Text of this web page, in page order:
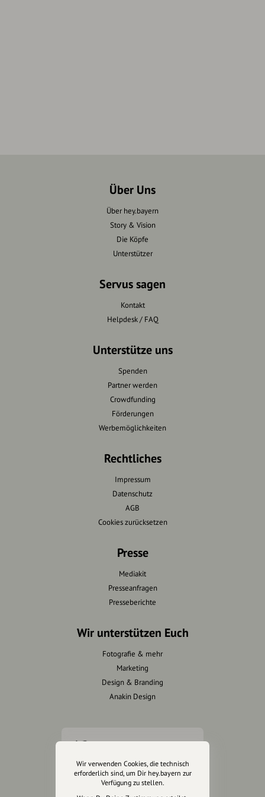
Über Uns
Über hey.bayern
Story & Vision
Die Köpfe
Unterstützer
Servus sagen
Kontakt
Helpdesk / FAQ
Unterstütze uns
Spenden
Partner werden
Crowdfunding
Förderungen
Werbemöglichkeiten
Rechtliches
Impressum
Datenschutz
AGB
Cookies zurücksetzen
Presse
Mediakit
Presseanfragen
Presseberichte
Wir unterstützen Euch
Fotografie & mehr
Marketing
Design & Branding
Anakin Design
unsere Plattform
hey.bayern ist ein Projekt von
Wir verwenden Cookies, die technisch
erforderlich sind, um Dir hey.bayern zur
Verfügung zu stellen.